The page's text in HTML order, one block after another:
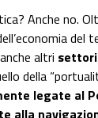
Anche no.
altri
della
legate al
alla